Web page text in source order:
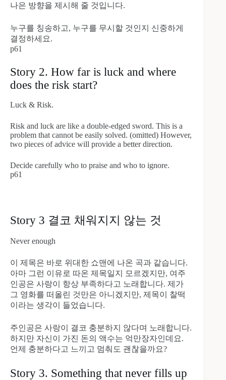
나은 방향을 제시해 줄 것입니다.
누구를 칭송하고, 누구를 무시할 것인지 신중하게
결정하세요.
p61
Story 2. How far is luck and where
does the risk start?
Luck & Risk.
Risk and luck are like a double-edged sword. This is a
problem that cannot be easily solved. (omitted) However,
two pieces of advice will provide a better direction.
Decide carefully who to praise and who to ignore.
p61
Story 3 결코 채워지지 않는 것
Never enough
이 제목은 바로 위대한 쇼맨에 나온 곡과 같습니다.
아마 그런 이유로 따온 제목일지 모르겠지만, 여주
인공은 사랑이 항상 부족하다고 노래합니다. 제가
그 영화를 떠올린 것만은 아니겠지만, 제목이 찰떡
이라는 생각이 들었습니다.
주인공은 사랑이 결코 충분하지 않다며 노래합니다.
하지만 자신이 가진 돈의 액수는 억만장자인데요.
언제 충분하다고 느끼고 멈춰도 괜찮을까요?
Story 3. Something that never fills up